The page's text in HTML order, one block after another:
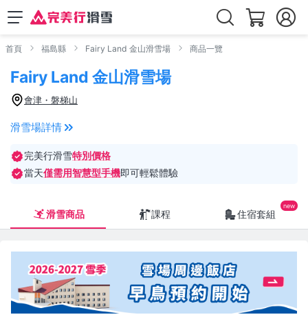
首頁 福島縣 Fairy Land 金山滑雪場 商品一覽
Fairy Land 金山滑雪場
會津・磐梯山
滑雪場詳情
完美行滑雪特別價格
當天僅需用智慧型手機即可輕鬆體驗
滑雪商品 課程 住宿套組